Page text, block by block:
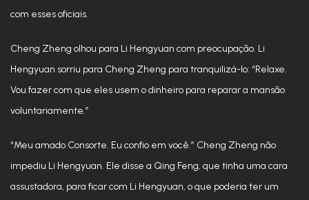
com esses oficiais.
Cheng Zheng olhou para Li Hengyuan com preocupação. Li
Hengyuan sorriu para Cheng Zheng para tranquilizá-lo: “Relaxe.
Vou fazer com que eles usem o dinheiro para reparar a mansão
voluntariamente.”
“Meu amado Consorte. Eu confio em você.” Cheng Zheng não
impediu Li Hengyuan. Ele disse a Qing Feng, que tinha uma cara
assustadora, para ficar com Li Hengyuan, o que poderia ter um